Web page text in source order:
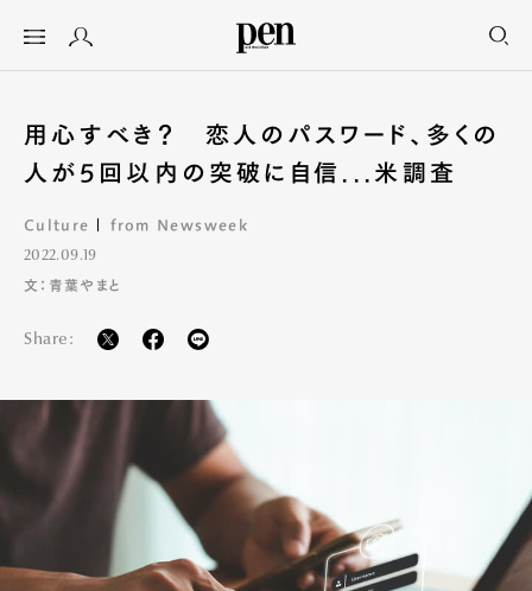
用心すべき？ 恋人のパスワード、多くの
人が5回以内の突破に自信...米調査
Culture from Newsweek
2022.09.19
文：青葉やまと
Share: